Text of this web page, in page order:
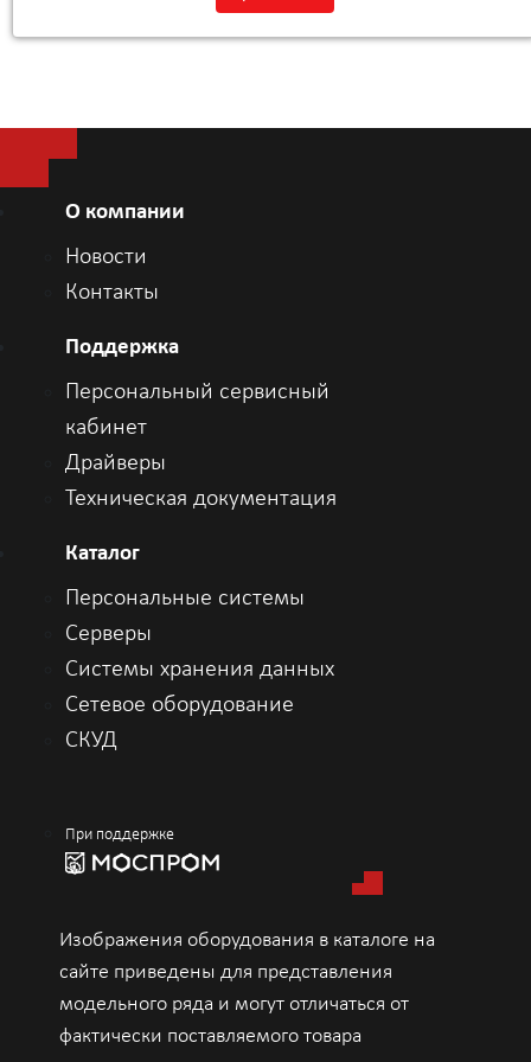
О компании
Новости
Контакты
Поддержка
Персональный сервисный
кабинет
Драйверы
Техническая документация
Каталог
Персональные системы
Серверы
Системы хранения данных
Сетевое оборудование
СКУД
При поддержке
Изображения оборудования в каталоге на
сайте приведены для представления
модельного ряда и могут отличаться от
фактически поставляемого товара